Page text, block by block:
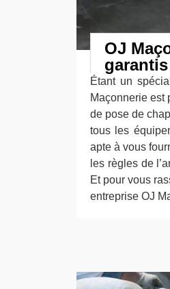
OJ
Étant un
Maçonnerie est
de pose de
tous les
apte à vous
les règles de
Et pour vous
entreprise OJ